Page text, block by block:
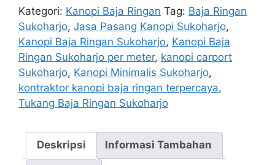
Ringan
Sukoharjo
Per
M
–
Baja
Ringan
Kategori: Kanopi Baja Ringan Tag: Baja Ringan
Sukoharjo, Jasa Pasang Kanopi Sukoharjo,
Kanopi Baja Ringan Sukoharjo, Kanopi Baja
Ringan Sukoharjo per meter, kanopi carport
Sukoharjo, Kanopi Minimalis Sukoharjo,
kontraktor kanopi baja ringan terpercaya,
Tukang Baja Ringan Sukoharjo
Deskripsi Informasi Tambahan